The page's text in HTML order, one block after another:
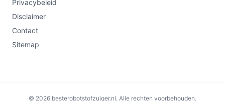
€139,00 Bekijk op bol.com
Privacybeleid
Disclaimer
Contact
Sitemap
© 2026 besterobotstofzuiger.nl. Alle rechten voorbehouden.